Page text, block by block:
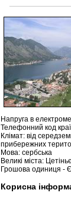
Розміщення
Лічільник
Напруга в
Телефонний код
Клімат: від
прибережних
Мова: сербська
Великі міста:
Грошова одиниця -
Корисна